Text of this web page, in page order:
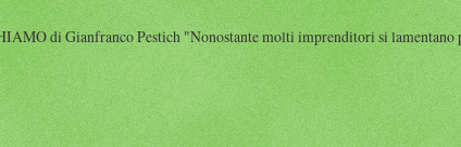
di Gianfranco Pestich "Nonostante molti imprenditori si lamentano